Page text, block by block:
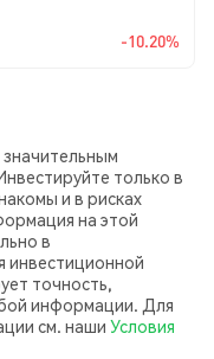
-10.20%
только в
и в рисках
на этой
в
инвестиционной
точность,
информации. Для
см. наши Условия